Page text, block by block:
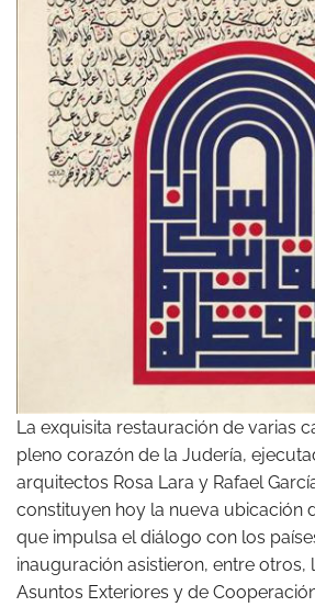
La exquisita restauración de varias
pleno corazón de la Judería,
arquitectos Rosa Lara y Rafael
constituyen hoy la nueva ubicación
que impulsa el diálogo con los
inauguración asistieron, entre otros,
Asuntos Exteriores y de